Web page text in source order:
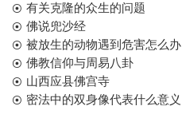
有关克隆的众生的问题
佛说兜沙经
被放生的动物遇到危害怎么办
佛教信仰与周易八卦
山西应县佛宫寺
密法中的双身像代表什么意义